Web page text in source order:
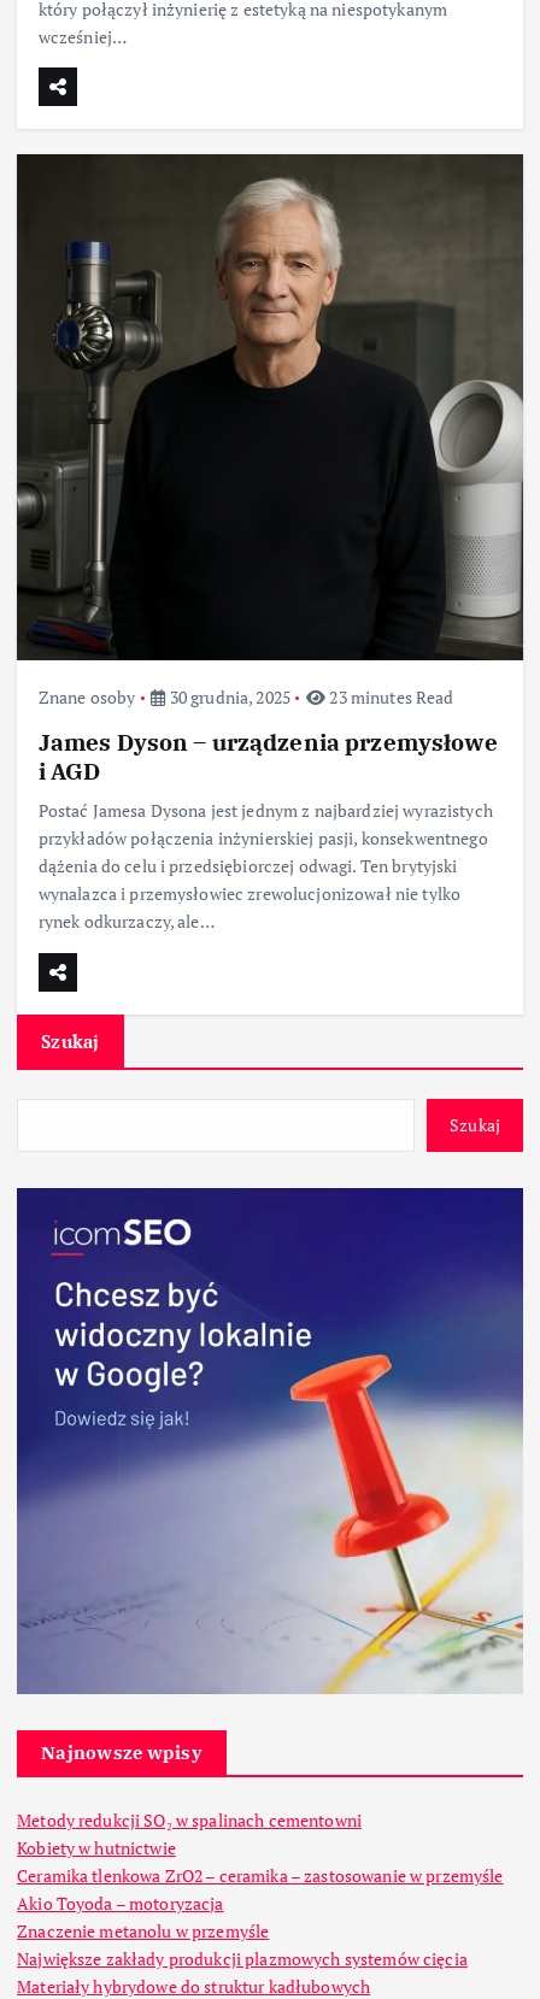
który połączył inżynierię z estetyką na niespotykanym
wcześniej…
Znane osoby 30 grudnia, 2025 23 minutes Read
James Dyson – urządzenia przemysłowe
i AGD
Postać Jamesa Dysona jest jednym z najbardziej wyrazistych
przykładów połączenia inżynierskiej pasji, konsekwentnego
dążenia do celu i przedsiębiorczej odwagi. Ten brytyjski
wynalazca i przemysłowiec zrewolucjonizował nie tylko
rynek odkurzaczy, ale…
Szukaj
Szukaj
Najnowsze wpisy
Metody redukcji SO₂ w spalinach cementowni
Kobiety w hutnictwie
Ceramika tlenkowa ZrO2 – ceramika – zastosowanie w przemyśle
Akio Toyoda – motoryzacja
Znaczenie metanolu w przemyśle
Największe zakłady produkcji plazmowych systemów cięcia
Materiały hybrydowe do struktur kadłubowych